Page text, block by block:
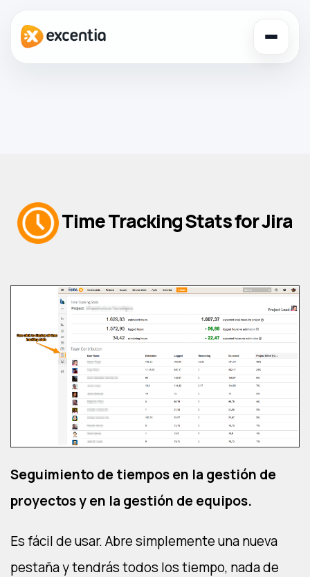
Time Tracking Stats for Jira
Seguimiento de tiempos en la gestión de
proyectos y en la gestión de equipos.
Es fácil de usar. Abre simplemente una nueva
pestaña y tendrás todos los tiempo, nada de